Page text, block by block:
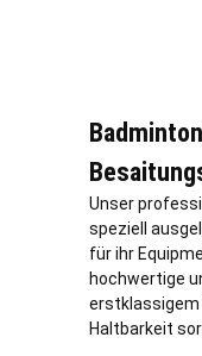
Unser
speziell
für ihr
hochwertige
erstklassigem
Haltbarkeit